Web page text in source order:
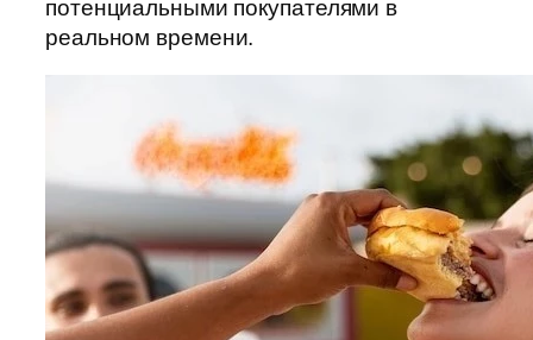
потенциальными покупателями в
реальном времени.